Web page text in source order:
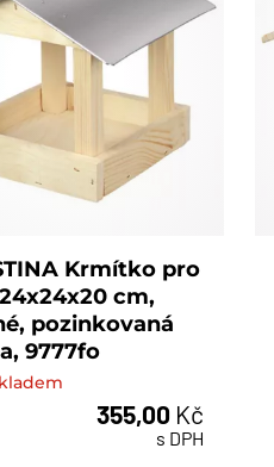
Krmítko pro
cm,
pozinkovaná
9777fo
355,00 Kč
s DPH